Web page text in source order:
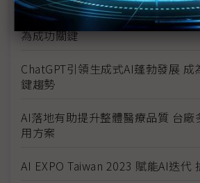
ChatGPT帶動語言模型應用熱潮
為成功關鍵
ChatGPT引領生成式AI蓬勃發展
鍵趨勢
AI落地有助提升整體醫療品質 台廠
用方案
AI EXPO Taiwan 2023 賦能AI迭代